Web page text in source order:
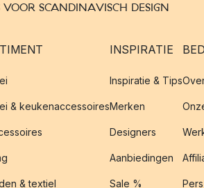
SCANDINAVISCH DESIGN
& keukenaccessoires
& textiel
INSPIRATIE
Inspiratie & Tips
Merken
Designers
Aanbiedingen
Sale % Pers